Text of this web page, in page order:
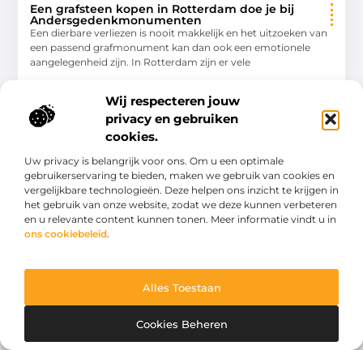
Wij respecteren jouw
privacy en gebruiken
cookies.
Uw privacy is belangrijk voor ons. Om u een optimale
gebruikerservaring te bieden, maken we gebruik van cookies en
vergelijkbare technologieën. Deze helpen ons inzicht te krijgen in
het gebruik van onze website, zodat we deze kunnen verbeteren
en u relevante content kunnen tonen. Meer informatie vindt u in
ons cookiebeleid.
Alles Toestaan
Cookies Beheren
Een grafsteen kopen in Rotterdam doe je bij
Andersgedenkmonumenten
Een dierbare verliezen is nooit makkelijk en het uitzoeken van
een passend grafmonument kan dan ook een emotionele
aangelegenheid zijn. In Rotterdam zijn er vele
BEDRIJVEN
Telefoonaccessoires met oog op het milieu:
Je telefoon zit waarschijnlijk nu ook binnen handbereik, toch?
We zijn ermee vergroeid en eerlijk is eerlijk, het maakt ons
leven een stuk makkelijker. Maar